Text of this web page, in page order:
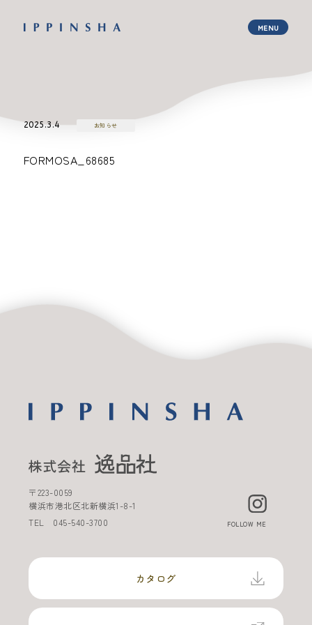
2025.3.4 お知らせ
FORMOSA_68685
〒223-0059
横浜市港北区北新横浜1-8-1
TEL 045-540-3700 FOLLOW ME
カタログ